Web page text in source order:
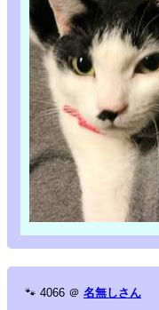
🐾 4066 ＠ 名無しさん